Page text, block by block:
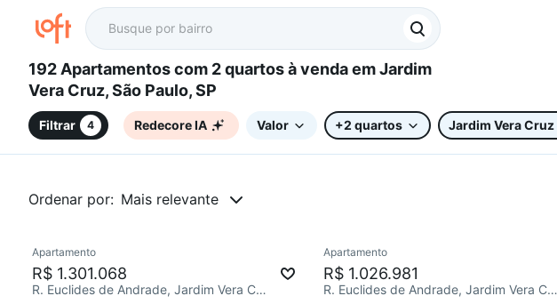
192 Apartamentos com 2 quartos à venda em Jardim
Vera Cruz, São Paulo, SP
Filtrar 4 Redecore IA Valor +2 quartos Jardim Vera Cruz
Ordenar por: Mais relevante
Apartamento
R$ 1.301.068
R. Euclides de Andrade, Jardim Vera Cruz
Apartamento
R$ 1.026.981
R. Euclides de Andrade, Jardim Vera Cruz